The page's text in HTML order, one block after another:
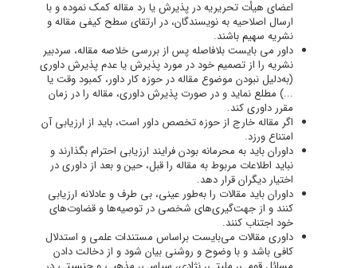
اعضای هیأت تحریریه در پذیرش یا رد مقاله کمک نموده و با
ارسال اصلاحیه به نویسندگان، در ارتقای سطح کیفی مقاله و
نشریه سهیم ‌باشند.
داور می بایست بلافاصله پس از بررسی خلاصه مقاله، سردبیر
نشریه را از تصمیم خود در مورد پذیرش یا عدم پذیرش داوری
(به‌دلیل نبودن موضوع مقاله در حوزه کار داور، کمبود وقت یا
...) مطلع نماید و در صورت پذیرش داوری، مقاله را در زمان
مقرر داوری کند.
اگر مقاله خارج از حوزه تخصص داور است، باید از ارزیابی آن
امتناع ورزد.
داوران باید به محرمانه بودن فرایند ارزیابی احترام بگذارند و
نباید اطلاعات مربوط به مقاله را قبل، حین و بعد از داوری در
اختیار دیگران قرار دهد.
داوران باید مقالات را به‌طور عینی، بی طرف و عادلانه ارزیابی
کنند و از جهت‌گیری‌های شخصی در توصیه‌ها و قضاوت‌های
خود اجتناب کنند.
داوری مقالات می‌بایست براساس مستندات علمی و استدلال
کافی باشد و با وضوح و روشنی بیان شود و از دخالت دادن